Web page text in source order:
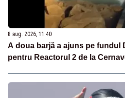
8 aug. 2026, 11:40
A doua barjă a ajuns pe fundul
pentru Reactorul 2 de la